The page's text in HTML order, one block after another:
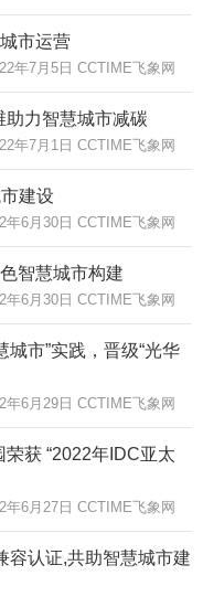
市运营
年7月5日 CCTIME飞象网
力智慧城市减碳
年7月1日 CCTIME飞象网
建设
年6月30日 CCTIME飞象网
智慧城市构建
年6月30日 CCTIME飞象网
市”实践，晋级“光华
年6月29日 CCTIME飞象网
获 “2022年IDC亚太
年6月27日 CCTIME飞象网
容认证,共助智慧城市建